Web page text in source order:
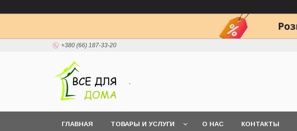
+380 (66) 187-33-20
.
ГЛАВНАЯ ТОВАРЫ И УСЛУГИ О НАС КОНТАКТЫ